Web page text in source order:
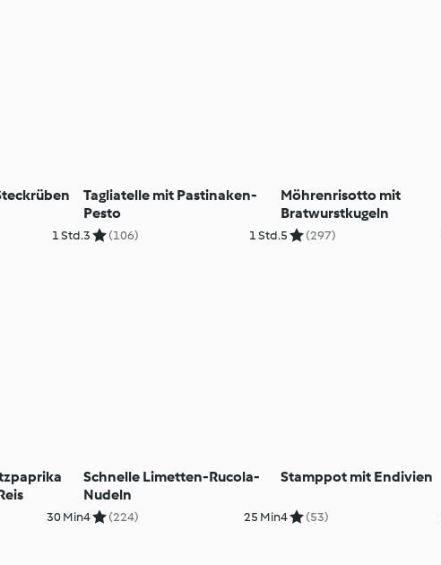
1 Std.
Tagliatelle mit Pastinaken-
Pesto
3 (106) 1 Std.
Möhrenrisotto mit
Bratwurstkugeln
5 (297)
30 Min
Schnelle Limetten-Rucola-
Nudeln
4 (224) 25 Min
Stamppot mit Endivien
4 (53)